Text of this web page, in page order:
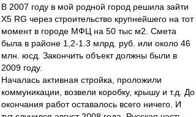
В 2007 году в мой родной город решила зайти
X5 RG через строительство крупнейшего на тот
момент в городе МФЦ на 50 тыс м2. Смета
была в районе 1,2-1.3 млрд. руб. или около 46
млн. юсд. Закончить объект должны были в
2009 году.
Началась активная стройка, проложили
коммуникации, возвели коробку, крышу и т.д. До
окончания работ оставалось всего ничего. И